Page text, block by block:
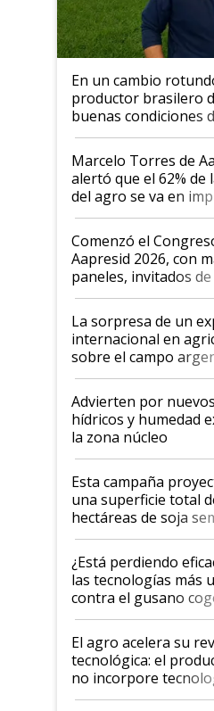
En un cambio
productor brasilero
buenas condiciones
argentino para
más motivados"
Marcelo Torres de
alertó que el 62% de
del agro se va en
"No es bueno que en
Argentina se sigan
las mismas cosas de
años"
Comenzó el
Aapresid 2026, con
paneles, invitados de
todas las tendencias
La sorpresa de un
internacional en
sobre el campo
"Estoy muy
Advierten por
hídricos y humedad
la zona núcleo
Esta campaña
una superficie total
hectáreas de soja
con una nueva
variedades que
salto tecnológico en
rendimiento
¿Está perdiendo
las tecnologías más
contra el gusano
desafío de una
El agro acelera su
tecnológica: el
no incorpore
perder el tren"